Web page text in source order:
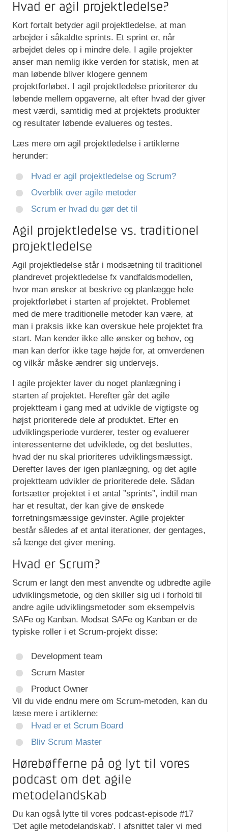
Hvad er agil projektledelse?
Kort fortalt betyder agil projektledelse, at man
arbejder i såkaldte sprints. Et sprint er, når
arbejdet deles op i mindre dele. I agile projekter
anser man nemlig ikke verden for statisk, men at
man løbende bliver klogere gennem
projektforløbet. I agil projektledelse prioriterer du
løbende mellem opgaverne, alt efter hvad der giver
mest værdi, samtidig med at projektets produkter
og resultater løbende evalueres og testes.
Læs mere om agil projektledelse i artiklerne
herunder:
Hvad er agil projektledelse og Scrum?
Overblik over agile metoder
Scrum er hvad du gør det til
Agil projektledelse vs. traditionel
projektledelse
Agil projektledelse står i modsætning til traditionel
plandrevet projektledelse fx vandfaldsmodellen,
hvor man ønsker at beskrive og planlægge hele
projektforløbet i starten af projektet. Problemet
med de mere traditionelle metoder kan være, at
man i praksis ikke kan overskue hele projektet fra
start. Man kender ikke alle ønsker og behov, og
man kan derfor ikke tage højde for, at omverdenen
og vilkår måske ændrer sig undervejs.
I agile projekter laver du noget planlægning i
starten af projektet. Herefter går det agile
projektteam i gang med at udvikle de vigtigste og
højst prioriterede dele af produktet. Efter en
udviklingsperiode vurderer, tester og evaluerer
interessenterne det udviklede, og det besluttes,
hvad der nu skal prioriteres udviklingsmæssigt.
Derefter laves der igen planlægning, og det agile
projektteam udvikler de prioriterede dele. Sådan
fortsætter projektet i et antal ”sprints”, indtil man
har et resultat, der kan give de ønskede
forretningsmæssige gevinster. Agile projekter
består således af et antal iterationer, der gentages,
så længe det giver mening.
Hvad er Scrum?
Scrum er langt den mest anvendte og udbredte agile
udviklingsmetode, og den skiller sig ud i forhold til
andre agile udviklingsmetoder som eksempelvis
SAFe og Kanban. Modsat SAFe og Kanban er de
typiske roller i et Scrum-projekt disse:
Development team
Scrum Master
Product Owner
Vil du vide endnu mere om Scrum-metoden, kan du
læse mere i artiklerne:
Hvad er et Scrum Board
Bliv Scrum Master
Hørebøfferne på og lyt til vores
podcast om det agile
metodelandskab
Du kan også lytte til vores podcast-episode #17
'Det agile metodelandskab'. I afsnittet taler vi med